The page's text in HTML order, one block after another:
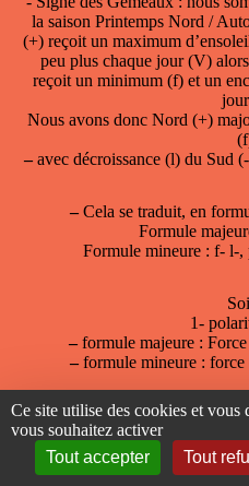
la saison Printemps Nord /
(+) reçoit un maximum
peu plus chaque jour (V)
reçoit un minimum (f) et un
Nous avons donc Nord (+)
–avec décroissance (l) du Sud
–Cela se traduit, en
Formule
Formule mineure : f- l-,
1-
–formule majeure :
–formule mineure :
2- saison : signe de
– formule majeure :
phénomène principal est
–formule mineure :l-= « l »
Ce site utilise des cookies et
vous souhaitez activer
Tout accepter
Tout